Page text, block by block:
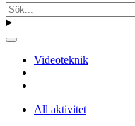
Videoteknik
All aktivitet